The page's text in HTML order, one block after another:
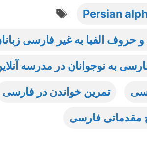
Tags
Persian
حروف الفبا به غیر فارسی
به نوجوانان در مدرسه
تمرین خواندن در فارسی
فارسی